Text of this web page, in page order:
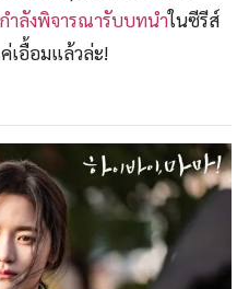
กำลังพิจารณารับบทนำในซีรีส์
เอื้อมแล้วล่ะ!